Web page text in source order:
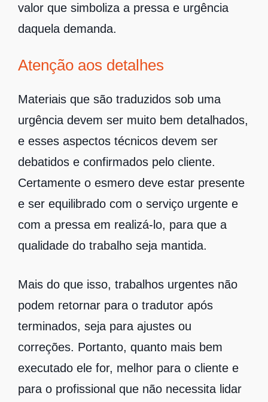
valor que simboliza a pressa e urgência
daquela demanda.
Atenção aos detalhes
Materiais que são traduzidos sob uma
urgência devem ser muito bem detalhados,
e esses aspectos técnicos devem ser
debatidos e confirmados pelo cliente.
Certamente o esmero deve estar presente
e ser equilibrado com o serviço urgente e
com a pressa em realizá-lo, para que a
qualidade do trabalho seja mantida.
Mais do que isso, trabalhos urgentes não
podem retornar para o tradutor após
terminados, seja para ajustes ou
correções. Portanto, quanto mais bem
executado ele for, melhor para o cliente e
para o profissional que não necessita lidar